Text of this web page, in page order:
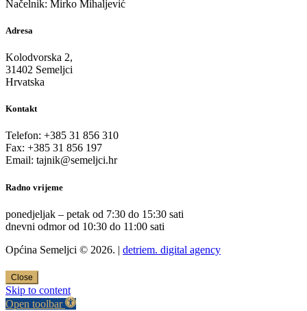
Načelnik: Mirko Mihaljević
Adresa
Kolodvorska 2,
31402 Semeljci
Hrvatska
Kontakt
Telefon: +385 31 856 310
Fax: +385 31 856 197
Email: tajnik@semeljci.hr
Radno vrijeme
ponedjeljak – petak od 7:30 do 15:30 sati
dnevni odmor od 10:30 do 11:00 sati
Općina Semeljci © 2026. | detriem. digital agency
Close
Skip to content
Open toolbar